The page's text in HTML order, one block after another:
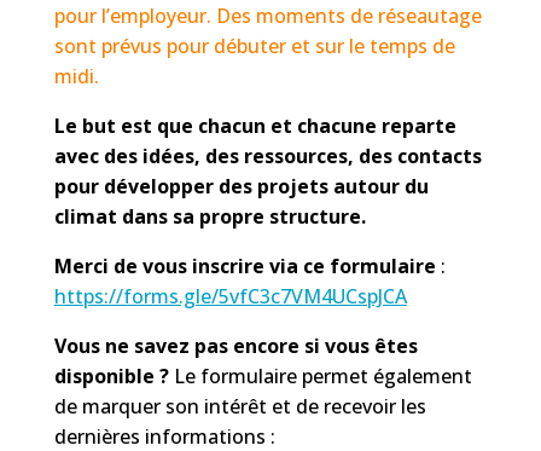
pour l’employeur. Des moments de réseautage
sont prévus pour débuter et sur le temps de
midi.
Le but est que chacun et chacune reparte
avec des idées, des ressources, des contacts
pour développer des projets autour du
climat dans sa propre structure.
Merci de vous inscrire via ce formulaire :
https://forms.gle/5vfC3c7VM4UCspJCA
Vous ne savez pas encore si vous êtes
disponible ?Le formulaire permet également
de marquer son intérêt et de recevoir les
dernières informations :